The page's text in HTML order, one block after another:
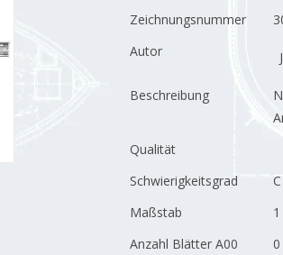
Zeichnungsnummer
Autor
Beschreibung
Qualität
Schwierigkeitsgrad
C
Maßstab
Anzahl Blätter A00
0